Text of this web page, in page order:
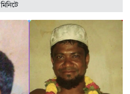
মিনিটে